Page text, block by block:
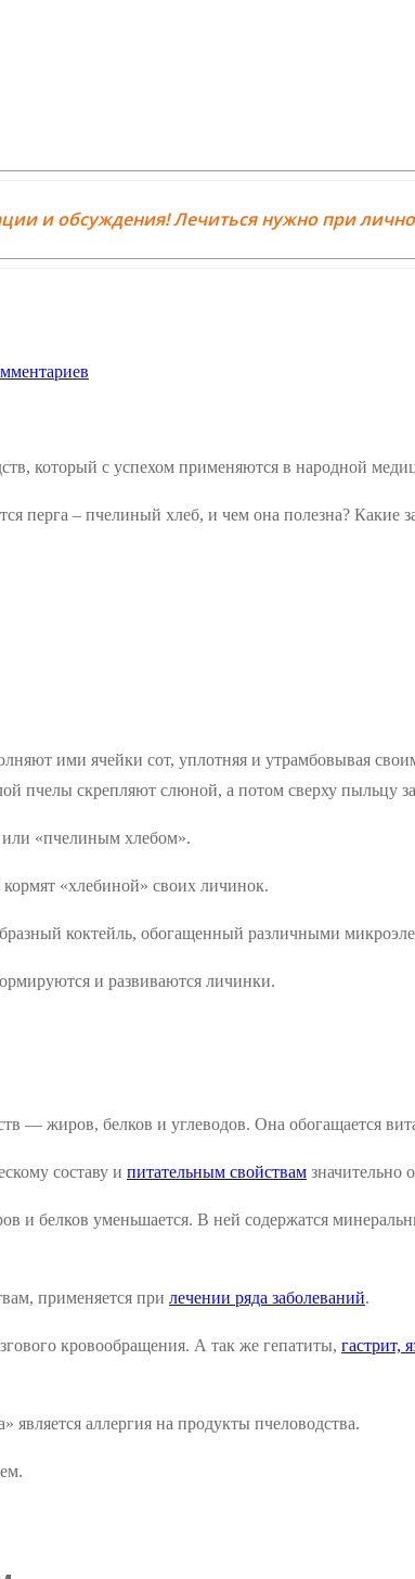
и обсуждения! Лечиться нужно при
который с успехом применяются в народной
перга – пчелиный хлеб, и чем она полезна? Какие
ими ячейки сот, уплотняя и утрамбовывая
пчелы скрепляют слюной, а потом сверху пыльцу
«пчелиным хлебом».
«хлебиной» своих личинок.
коктейль, обогащенный различными
и развиваются личинки.
— жиров, белков и углеводов. Она обогащается
составу и питательным свойствам значительно
и белков уменьшается. В ней содержатся
применяется при лечении ряда заболеваний.
кровообращения. А так же гепатиты, гастрит,
аллергия на продукты пчеловодства.